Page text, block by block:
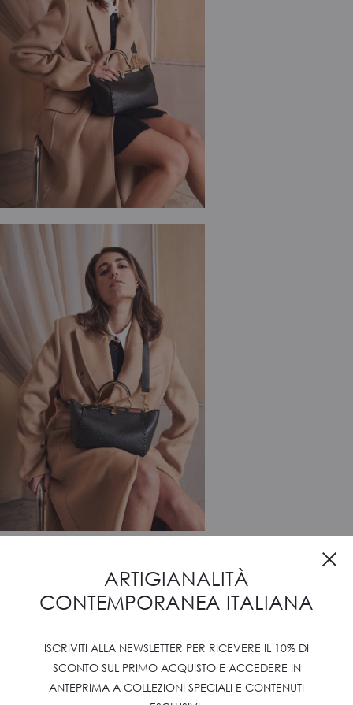
ARTIGIANALITÀ
CONTEMPORANEA ITALIANA
ISCRIVITI ALLA NEWSLETTER PER RICEVERE IL 10% DI
SCONTO SUL PRIMO ACQUISTO E ACCEDERE IN
ANTEPRIMA A COLLEZIONI SPECIALI E CONTENUTI